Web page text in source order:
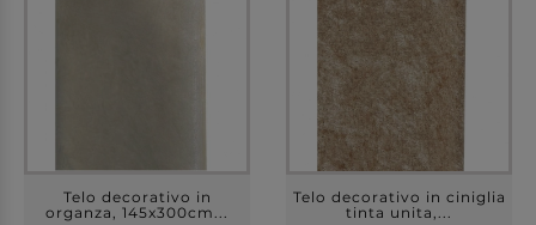
Telo decorativo in
organza, 145x300cm...
Telo decorativo in ciniglia
tinta unita,...